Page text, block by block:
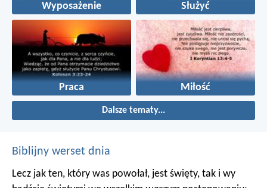
Wyposażenie Służyć
Praca Miłość
Dalsze tematy...
Biblijny werset dnia
Lecz jak ten, który was powołał, jest święty, tak i wy